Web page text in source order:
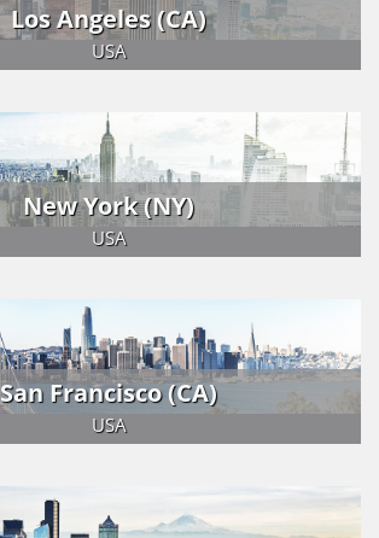
Los Angeles (CA)
USA
New York (NY)
USA
San Francisco (CA)
USA